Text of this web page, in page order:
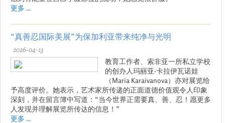
更多 ...
“真善忍国际美展”为保加利亚带来纯净与光明
2026-04-13
教育工作者、索非亚一所私立学校
的创办人玛丽亚·卡拉伊瓦诺娃
（Maria Karaivanova）亦对展览给
予高度评价。她表示，艺术家所传递的正面道德价值观令人印象
深刻，并在留言簿中写道：“当今世界正需要真、善、忍！愿更多
人发现并理解展览所传达的信息！”
更多 ...